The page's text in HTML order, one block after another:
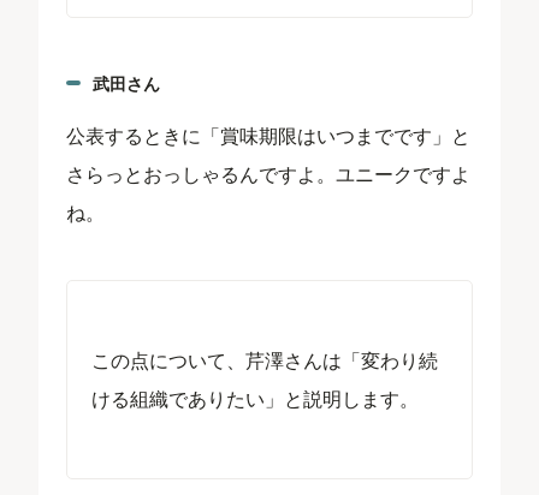
武田さん
公表するときに「賞味期限はいつまでです」と
さらっとおっしゃるんですよ。ユニークですよ
ね。
この点について、芹澤さんは「変わり続
ける組織でありたい」と説明します。